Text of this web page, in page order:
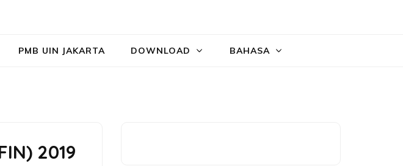
PMB UIN JAKARTA DOWNLOAD BAHASA
2019